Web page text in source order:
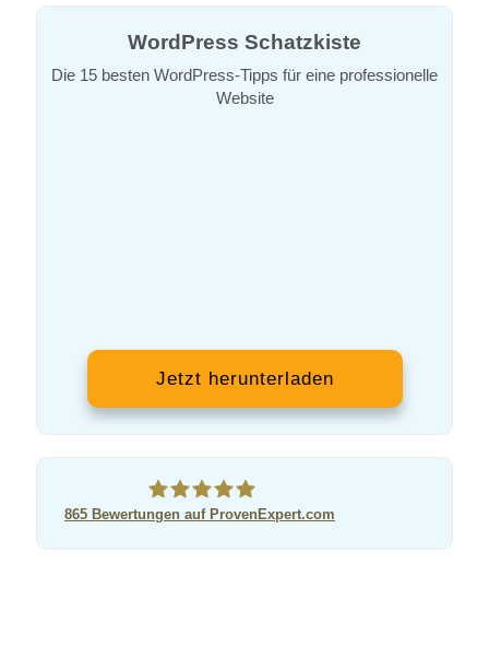
WordPress Schatzkiste
Die 15 besten WordPress-Tipps für eine professionelle
Website
Jetzt herunterladen
865 Bewertungen auf ProvenExpert.com